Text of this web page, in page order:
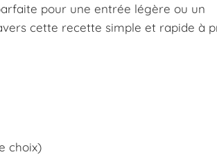
pour une entrée légère ou un
cette recette simple et rapide à
choix)